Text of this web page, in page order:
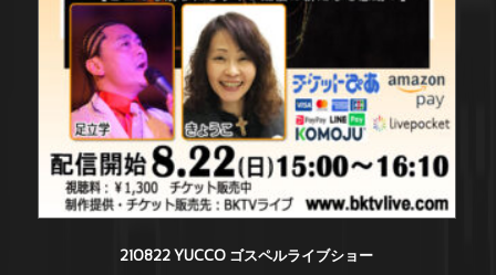
210822 YUCCO ゴスペルライブショー